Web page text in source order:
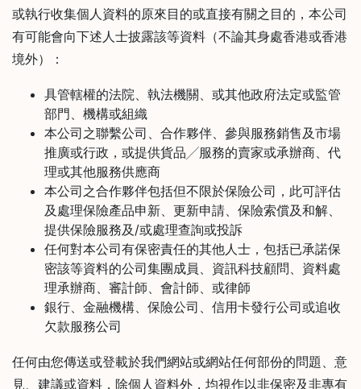
1
樓
(
營
或執行收集個人資料的原來目的或直接有關之目的，本公司
有可能會向下述人士披露該等資料（不論其身處香港或香港
境外）：
具管轄權的法院、執法機關、或其他政府法定或監管
部門、機構或組織
本公司之聯繫公司、合作夥伴、參與服務銷售及市場
推廣或行政，或提供貨品╱服務的賣家或承辦商、代
理或其他服務供應商
本公司之合作夥伴包括但不限於保險公司，此可評估
及處理保險產品申新、更新申請、保險索償及和解、
提供保險服務及/或處理查詢或投訴
任何對本公司有保密責任的其他人士，包括已承諾保
密該等資料的公司集團成員、資訊科技顧問、資料處
理承辦商、審計師、會計師、或律師
銀行、金融機構、保險公司、信用卡發行公司或追收
欠款服務公司
任何由您傳送或登載於我們網站或網站任何部份的問題、意
見、建議或資料，除個人資料外，均視作以非保密及非專有